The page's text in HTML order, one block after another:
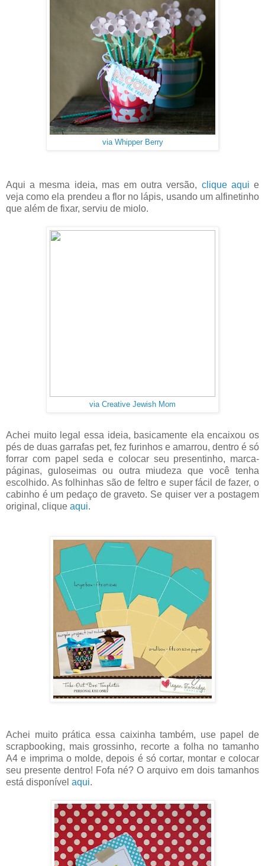
via Whipper Berry
Aqui a mesma ideia, mas em outra versão, clique aqui e
veja como ela prendeu a flor no lápis, usando um alfinetinho
que além de fixar, serviu de miolo.
via Creative Jewish Mom
Achei muito legal essa ideia, basicamente ela encaixou os
pés de duas garrafas pet, fez furinhos e amarrou, dentro é só
forrar com papel seda e colocar seu presentinho, marca-
páginas, guloseimas ou outra miudeza que você tenha
escolhido. As folhinhas são de feltro e super fácil de fazer, o
cabinho é um pedaço de graveto. Se quiser ver a postagem
original, clique aqui.
Achei muito prática essa caixinha também, use papel de
scrapbooking, mais grossinho, recorte a folha no tamanho
A4 e imprima o molde, depois é só cortar, montar e colocar
seu presente dentro! Fofa né? O arquivo em dois tamanhos
está disponível aqui.